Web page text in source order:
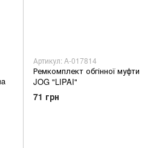
Артикул: A-017814
Ремкомплект обгінної муфти
JOG "LIPAI"
71 грн